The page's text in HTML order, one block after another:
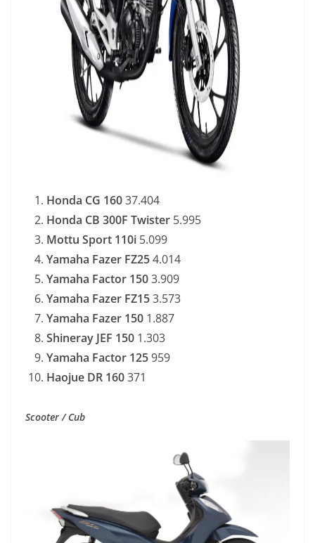
Honda CG 16037.404
Honda CB 300F Twister 5.995
Mottu Sport 110i 5.099
Yamaha Fazer FZ254.014
Yamaha Factor 1503.909
Yamaha Fazer FZ153.573
Yamaha Fazer 150 1.887
Shineray JEF 150 1.303
Yamaha Factor 125959
Haojue DR 160371
Scooter / Cub